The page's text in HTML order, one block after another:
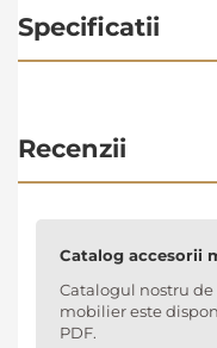
Specificatii
Recenzii
Catalog accesorii
Catalogul nostru de
mobilier este
PDF.